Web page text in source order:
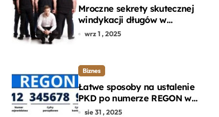
Mroczne sekrety skutecznej
windykacji długów w
departamencie windykacji
wrz 1 , 2025
Biznes
Łatwe sposoby na ustalenie
PKD po numerze REGON w
kilku prostych krokach
sie 31 , 2025